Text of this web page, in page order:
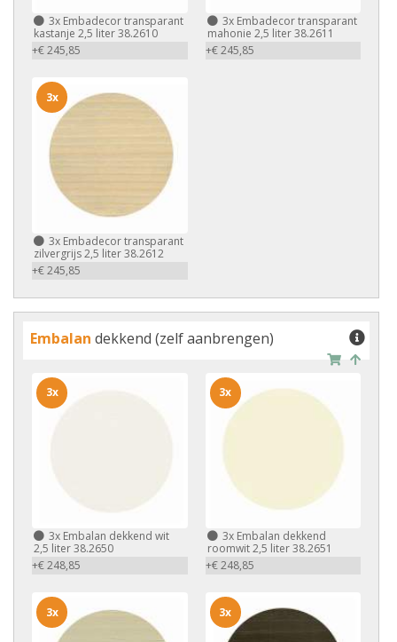
3x Embadecor transparant
kastanje 2,5 liter 38.2610
+€ 245,85
3xEmbadecor transparant
mahonie 2,5 liter 38.2611
+€ 245,85
3x Embadecor transparant
zilvergrijs 2,5 liter 38.2612
+€ 245,85
3x
Embalan dekkend (zelf aanbrengen)
3x Embalan dekkend wit
2,5 liter 38.2650
+€ 248,85
3x
3xEmbalan dekkend
roomwit 2,5 liter 38.2651
+€ 248,85
3x
3x 3x